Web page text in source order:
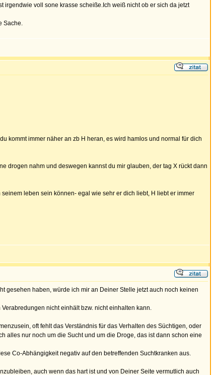
voll sone krasse scheiße.Ich weiß nicht ob er sich da jetzt
Sache.
kommt immer näher an zb H heran, es wird hamlos und normal für dich
drogen nahm und deswegen kannst du mir glauben, der tag X rückt dann
leben sein können- egal wie sehr er dich liebt, H liebt er immer
gesehen haben, würde ich mir an Deiner Stelle jetzt auch noch keinen
nicht einhält bzw. nicht einhalten kann.
oft fehlt das Verständnis für das Verhalten des Süchtigen, oder
alles nur noch um die Sucht und um die Droge, das ist dann schon eine
Co-Abhängigkeit negativ auf den betreffenden Suchtkranken aus.
auch wenn das hart ist und von Deiner Seite vermutlich auch